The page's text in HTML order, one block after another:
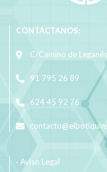
CONTÁCTANOS:
C/Camino de
91 795 26 89
624 45 92 76
· Aviso Legal